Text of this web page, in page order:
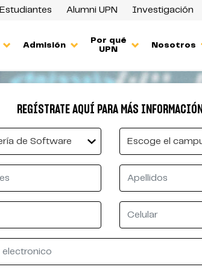
Estudiantes Alumni UPN Investigación
Admisión
Por qué
UPN
Nosotros
REGÍSTRATE AQUÍ PARA MÁS INFORMACIÓN